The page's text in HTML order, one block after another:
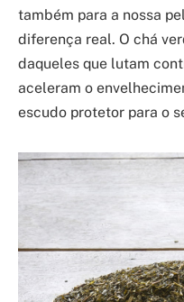
também para a nossa
diferença real. O chá
daqueles que lutam
aceleram o
escudo protetor para o